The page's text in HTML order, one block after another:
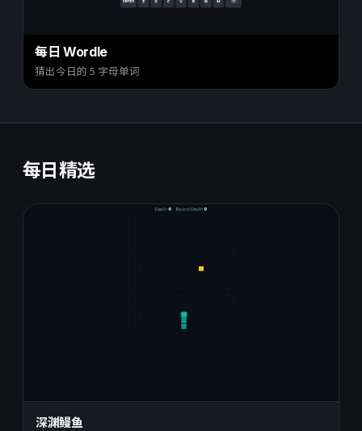
每日 Wordle
猜出今日的 5 字母单词
每日精选
深渊鳗鱼